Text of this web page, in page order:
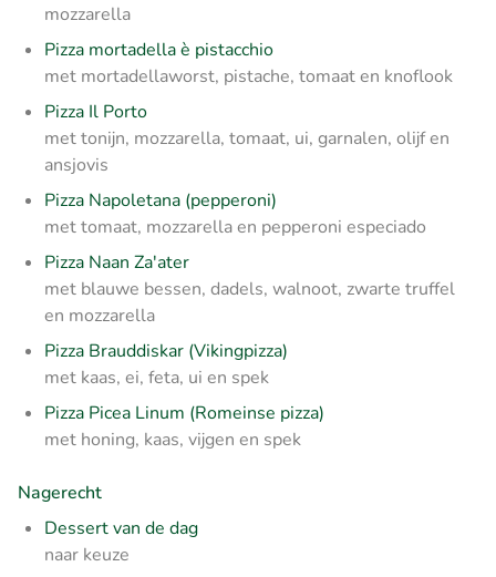
mozzarella
Pizza mortadella è pistacchio
met mortadellaworst, pistache, tomaat en knoflook
Pizza Il Porto
met tonijn, mozzarella, tomaat, ui, garnalen, olijf en
ansjovis
Pizza Napoletana (pepperoni)
met tomaat, mozzarella en pepperoni especiado
Pizza Naan Za'ater
met blauwe bessen, dadels, walnoot, zwarte truffel
en mozzarella
Pizza Brauddiskar (Vikingpizza)
met kaas, ei, feta, ui en spek
Pizza Picea Linum (Romeinse pizza)
met honing, kaas, vijgen en spek
Nagerecht
Dessert van de dag
naar keuze